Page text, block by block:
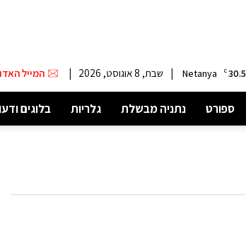
30.5
C
Netanya
| שבת, 8 אוגוסט, 2026 | המייל
ספורט נתניה מבשלת גלריות בלוגים